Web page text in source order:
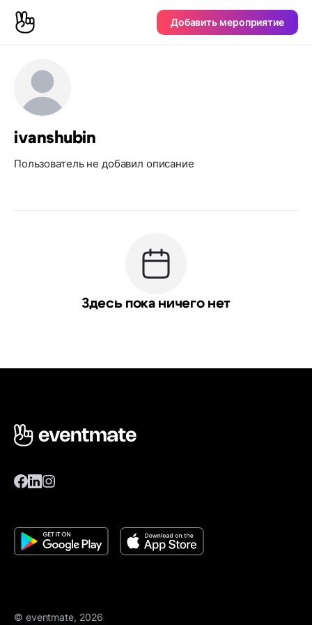
Добавить мероприятие
ivanshubin
Пользователь не добавил описание
Здесь пока ничего нет
© eventmate, 2026